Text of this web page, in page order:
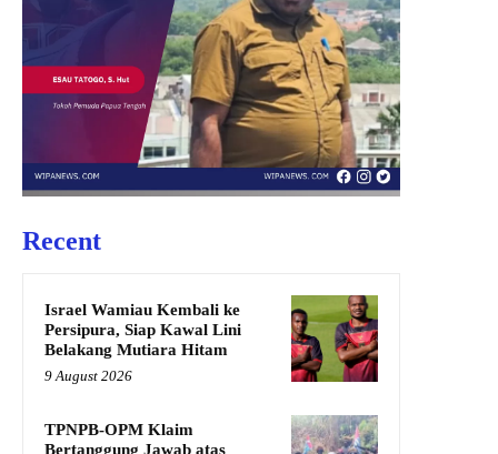
Recent
Israel Wamiau Kembali ke
Persipura, Siap Kawal Lini
Belakang Mutiara Hitam
9 August 2026
TPNPB-OPM Klaim
Bertanggung Jawab atas